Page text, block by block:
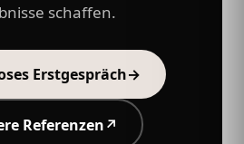
schaffen.
Erstgespräch→
Referenzen↗